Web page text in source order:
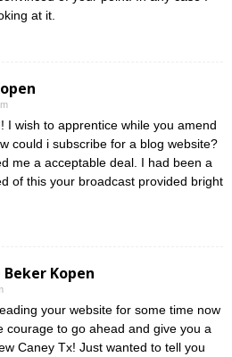
at it.
I wish to apprentice while you amend
could i subscribe for a blog website?
me a acceptable deal. I had been a
of this your broadcast provided bright
Kopen
your website for some time now
courage to go ahead and give you a
Caney Tx! Just wanted to tell you